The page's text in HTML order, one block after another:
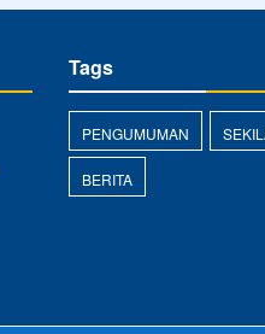
Tags
PENGUMUMAN
BERITA